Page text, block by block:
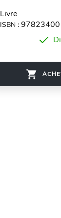
Livre
ISBN :